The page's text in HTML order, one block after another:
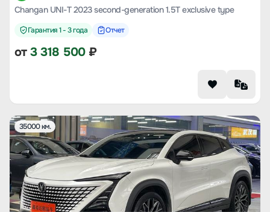
Changan UNI-T 2023 second-generation 1.5T exclusive type
Гарантия 1 - 3 года Отчет
от3 318 500₽
35000 км.